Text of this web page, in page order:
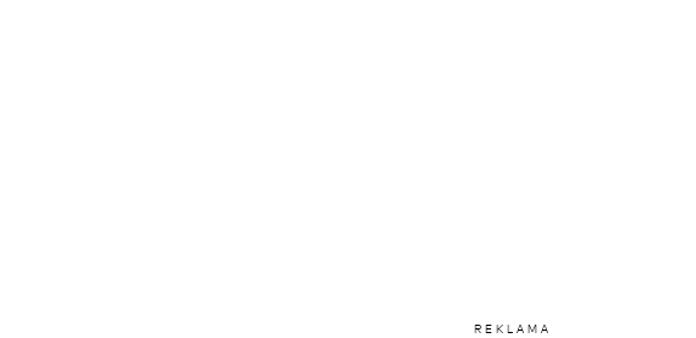
REKLAMA